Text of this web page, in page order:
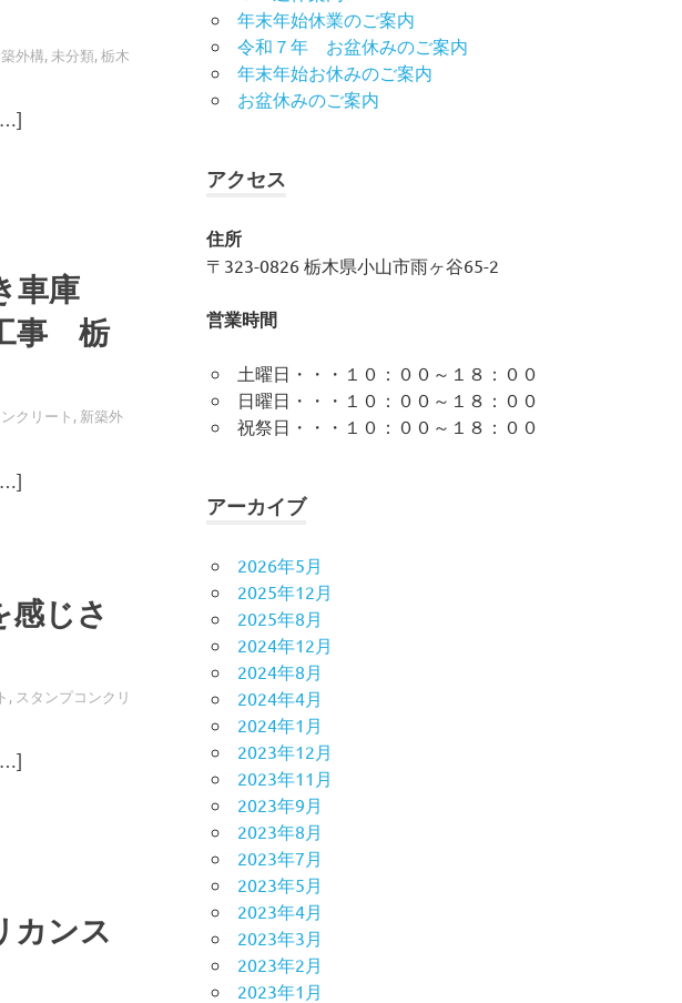
外構, 未分類,栃木
車庫
事 栃
クリート , 新築外
感じさ
, スタンプコンクリ
カンス
年末年始休業のご案内
令和７年 お盆休みのご案内
年末年始お休みのご案内
お盆休みのご案内
アクセス
住所
〒323-0826 栃木県小山市雨ヶ谷65-2
営業時間
土曜日・・・１０：００～１８：００
日曜日・・・１０：００～１８：００
祝祭日・・・１０：００～１８：００
アーカイブ
2026年5月
2025年12月
2025年8月
2024年12月
2024年8月
2024年4月
2024年1月
2023年12月
2023年11月
2023年9月
2023年8月
2023年7月
2023年5月
2023年4月
2023年3月
2023年2月
2023年1月